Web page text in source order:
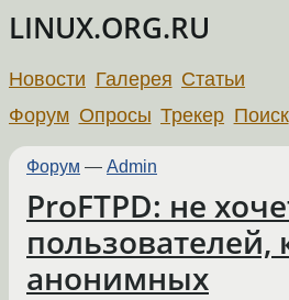
LINUX.ORG.RU
Новости Галерея Статьи
Форум Опросы Трекер Поиск
Форум — Admin
ProFTPD: не
пользователей,
анонимных